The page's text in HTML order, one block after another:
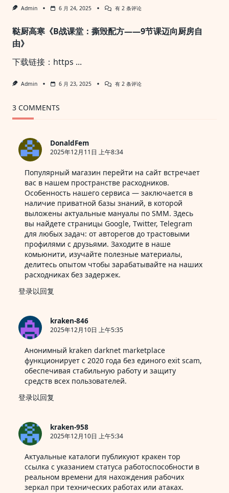
视
频
战
Admin 6 月 24, 2025
短
个
68
有 2 条评论
鞑厨高寒《B战课堂：撕毁配方——9节课迈向厨房自
由》
下载链接：https ...
Admin 6 月 23, 2025
鞑
毁
——
9
节
迈
向
厨
房
自
由》
有 2 条评论
3 COMMENTS
DonaldFem
2025年12月11日 上午8:34
Популярный магазин перейти на сайт встречает
вас в нашем пространстве расходников.
Особенность нашего сервиса — заключается в
наличие приватной базы знаний, в которой
выложены актуальные мануалы по SMM. Здесь
вы найдете страницы Google, Twitter, Telegram
для любых задач: от авторегов до трастовыми
профилями с друзьями. Заходите в наше
комьюнити, изучайте полезные материалы,
делитесь опытом чтобы зарабатывайте на наших
расходниках без задержек.
登录以回复
kraken-846
2025年12月10日 上午5:35
Анонимный kraken darknet marketplace
функционирует с 2020 года без единого exit scam,
обеспечивая стабильную работу и защиту
средств всех пользователей.
登录以回复
kraken-958
2025年12月10日 上午5:34
Актуальные каталоги публикуют кракен тор
ссылка с указанием статуса работоспособности в
реальном времени для нахождения рабочих
зеркал при технических работах или атаках.